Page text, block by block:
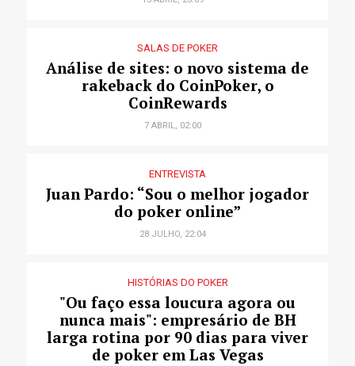
SALAS DE POKER
Análise de sites: o novo sistema de
rakeback do CoinPoker, o
CoinRewards
7 ABRIL, 02:00
ENTREVISTA
Juan Pardo: “Sou o melhor jogador
do poker online”
28 JULHO, 22:04
HISTÓRIAS DO POKER
"Ou faço essa loucura agora ou
nunca mais": empresário de BH
larga rotina por 90 dias para viver
de poker em Las Vegas